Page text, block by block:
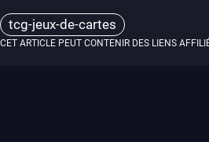
tcg-jeux-de-cartes
CET ARTICLE PEUT CONTENIR DES LIENS